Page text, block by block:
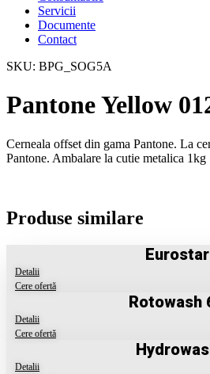
Servicii
Documente
Contact
SKU: BPG_SOG5A
Pantone Yellow
Cerneala offset din gama Pantone. La
Pantone. Ambalare la cutie metalica 1kg
Produse similare
Eurostar
Detalii
Cere ofertă
Rotowash
Detalii
Cere ofertă
Detalii